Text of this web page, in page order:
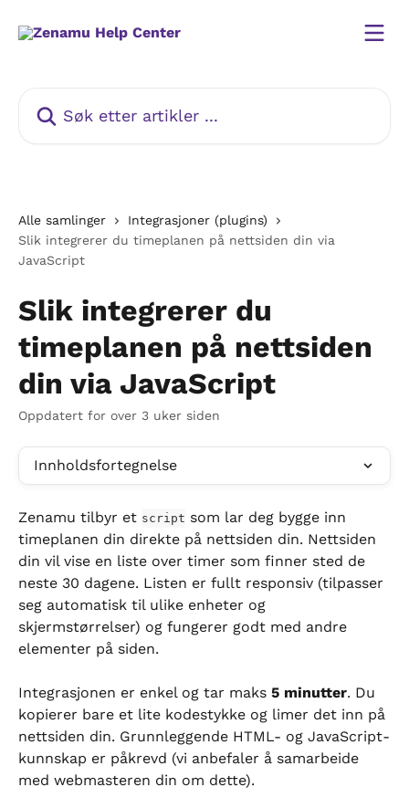
Alle samlinger
Integrasjoner (plugins)
Slik integrerer du timeplanen på nettsiden din via
JavaScript
Slik integrerer du
timeplanen på nettsiden
din via JavaScript
Oppdatert for over 3 uker siden
Innholdsfortegnelse
Zenamu tilbyr et script som lar deg bygge inn
timeplanen din direkte på nettsiden din. Nettsiden
din vil vise en liste over timer som finner sted de
neste 30 dagene. Listen er fullt responsiv (tilpasser
seg automatisk til ulike enheter og
skjermstørrelser) og fungerer godt med andre
elementer på siden.
Integrasjonen er enkel og tar maks 5 minutter. Du
kopierer bare et lite kodestykke og limer det inn på
nettsiden din. Grunnleggende HTML- og JavaScript-
kunnskap er påkrevd (vi anbefaler å samarbeide
med webmasteren din om dette).